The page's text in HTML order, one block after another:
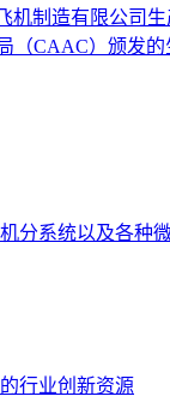
制造有限公司
CAAC）颁发
分系统以及各种
行业创新资源